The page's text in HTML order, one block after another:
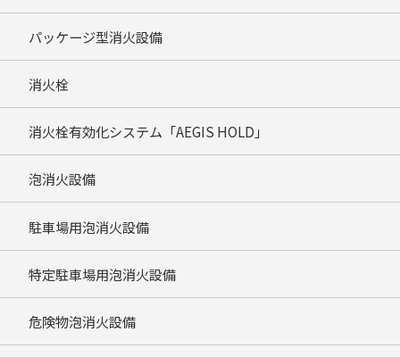
パッケージ型消火設備
消火栓
消火栓有効化システム「AEGIS HOLD」
泡消火設備
駐車場用泡消火設備
特定駐車場用泡消火設備
危険物泡消火設備